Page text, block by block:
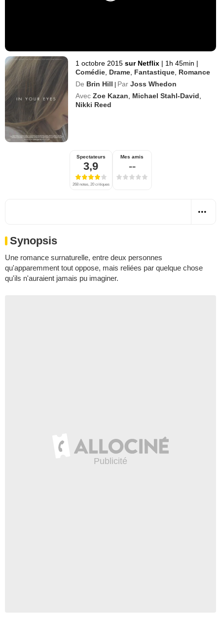
1 octobre 2015 sur Netflix | 1h 45min |
Comédie Drame Fantastique Romance
De Brin Hill | Par Joss Whedon
Avec Zoe Kazan Michael Stahl-David
Nikki Reed
Spectateurs
3,9
268 notes, 20 critiques
Mes amis
--
Synopsis
Une romance surnaturelle, entre deux personnes
qu'apparemment tout oppose, mais reliées par quelque chose
qu'ils n'auraient jamais pu imaginer.